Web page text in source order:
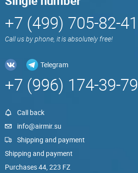
+7 (499) 705-82-41
Call us by phone, it is absolutely free!
Telegram
+7 (996) 174-39-79
Call back
info@airmir.su
Shipping and payment
Shipping and payment
Purchases 44, 223 FZ